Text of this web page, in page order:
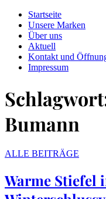
Startseite
Unsere Marken
Über uns
Aktuell
Kontakt und
Impressum
Bumann
ALLE BEITRÄGE
Warme Stiefel